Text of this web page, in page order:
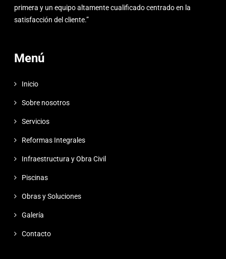
primera y un equipo altamente cualificado centrado en la
satisfacción del cliente.”
Menú
Inicio
Sobre nosotros
Servicios
Reformas Integrales
Infraestructura y Obra Civil
Piscinas
Obras y Soluciones
Galería
Contacto